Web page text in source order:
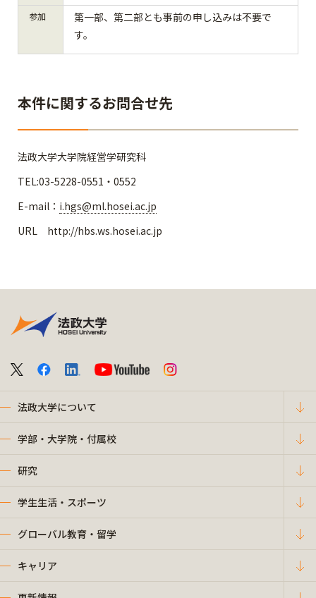
参加
第一部、第二部とも事前の申し込みは不要で
す。
本件に関するお問合せ先
法政大学大学院経営学研究科
TEL:03-5228-0551・0552
E-mail： i.hgs@ml.hosei.ac.jp
URL http://hbs.ws.hosei.ac.jp
法政大学について
学部・大学院・付属校
研究
学生生活・スポーツ
グローバル教育・留学
キャリア